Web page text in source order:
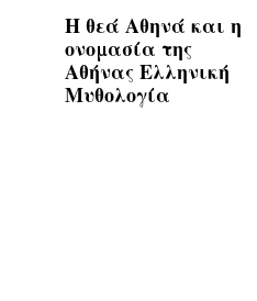
Η θεά Αθηνά και η
ονομασία της
Αθήνας Ελληνική
Μυθολογία